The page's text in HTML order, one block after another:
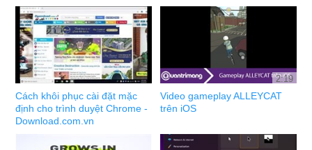
Cách khôi phục cài đặt mặc
định cho trình duyệt Chrome -
Download.com.vn
2:19
Video gameplay ALLEYCAT
trên iOS